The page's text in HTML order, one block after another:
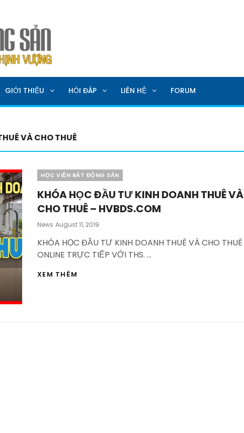
SẢN
GIỚI THIỆU HỎI ĐÁP LIÊN HỆ FORUM
VÀ CHO THUÊ
Categories
HỌC VIỆN BẤT ĐỘNG SẢN
KHÓA HỌC ĐẦU TƯ KINH DOANH THUÊ VÀ
CHO THUÊ – HVBDS.COM
News Posted
August 11, 2019
KHÓA HỌC ĐẦU TƯ KINH DOANH THUÊ VÀ CHO THUÊ
ONLINE TRỰC TIẾP VỚI THS. …
XEM THÊM